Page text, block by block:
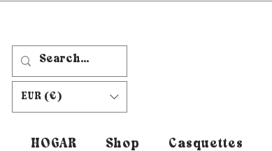
EUR (€)
HOGAR Shop Casquettes